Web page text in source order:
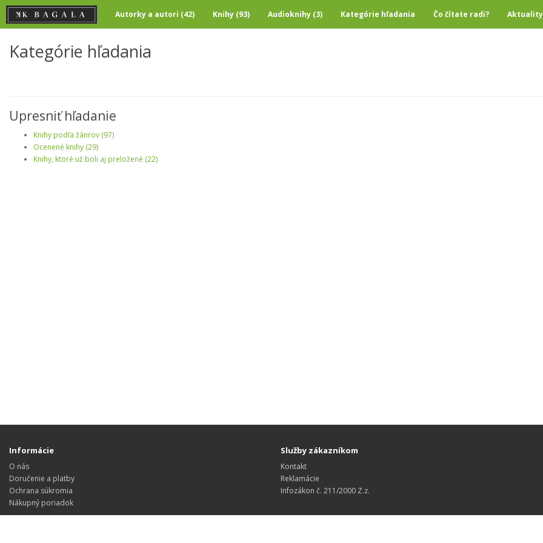
Autorky a autori (42) Knihy (93) Audioknihy (3) Kategórie hľadania Čo čítate radi? Aktuality
Kategórie hľadania
Upresniť hľadanie
Knihy podľa žánrov (97)
Ocenené knihy (29)
Knihy, ktoré už boli aj preložené (22)
Informácie
O nás
Doručenie a platby
Ochrana súkromia
Nákupný poriadok
Služby zákazníkom
Kontakt
Reklamácie
Infozákon č. 211/2000 Z.z.